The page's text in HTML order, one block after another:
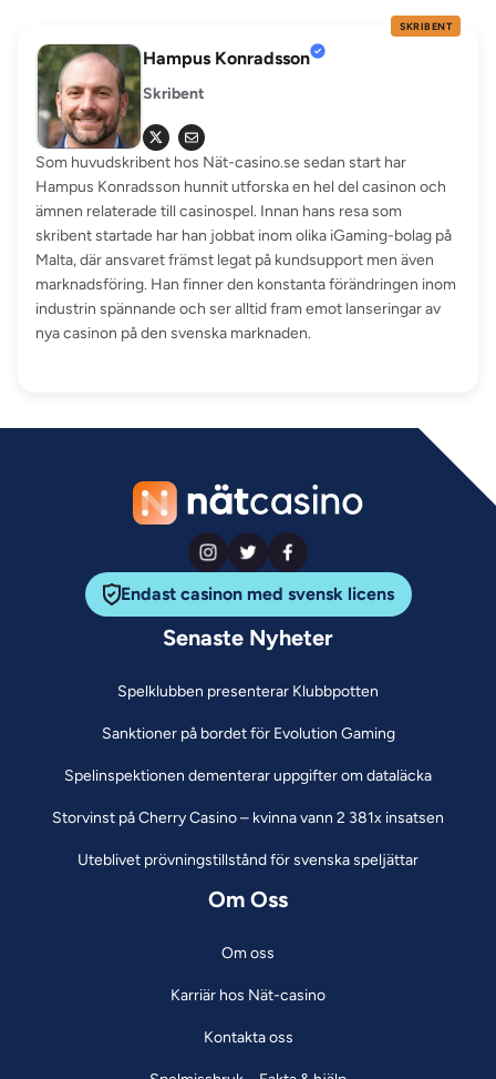
Hampus Konradsson
Skribent
Som huvudskribent hos Nät-casino.se sedan start har
Hampus Konradsson hunnit utforska en hel del casinon och
ämnen relaterade till casinospel. Innan hans resa som
skribent startade har han jobbat inom olika iGaming-bolag på
Malta, där ansvaret främst legat på kundsupport men även
marknadsföring. Han finner den konstanta förändringen inom
industrin spännande och ser alltid fram emot lanseringar av
nya casinon på den svenska marknaden.
SKRIBENT
Senaste Nyheter
Spelklubben presenterar Klubbpotten
Sanktioner på bordet för Evolution Gaming
Spelinspektionen dementerar uppgifter om dataläcka
Storvinst på Cherry Casino – kvinna vann 2 381x insatsen
Uteblivet prövningstillstånd för svenska speljättar
Om Oss
Om oss
Karriär hos Nät-casino
Kontakta oss
Endast casinon med svensk licens